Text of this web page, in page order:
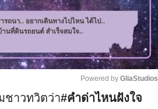
Powered by GliaStudios
ชาวทวิตว่า#คำด่าไหนฝังใจ